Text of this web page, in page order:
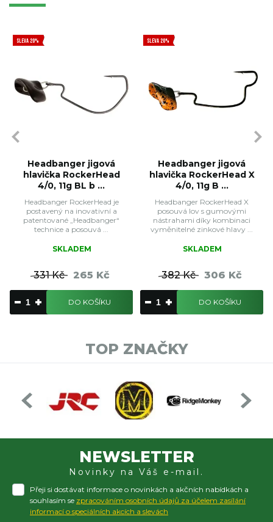
SLEVA 20%
Headbanger jigová
hlavička RockerHead
4/0, 11g BL b ...
Headbanger RockerHead je
postavený na inovativní a
patentované „Headbanger“
technice a posouvá ...
SKLADEM
331 Kč 265 Kč
DO KOŠÍKU
SLEVA 20%
Headbanger jigová
hlavička RockerHead X
4/0, 11g B ...
Headbanger RockerHead X
posouvá lov s gumovými
nástrahami díky kombinaci
vyměnitelné zinkové hlavy ...
SKLADEM
382 Kč 306 Kč
DO KOŠÍKU
TOP ZNAČKY
NEWSLETTER
Novinky na Váš e-mail.
Přeji si dostávat informace o novinkách a akčních nabídkách a
souhlasím se zpracováním osobních údajů za účelem zasílání
informací o speciálních akcích a slevách